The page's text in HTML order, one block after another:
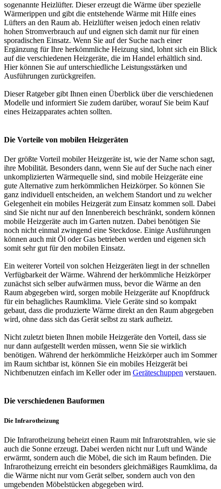
sogenannte Heizlüfter. Dieser erzeugt die Wärme über spezielle
Wärmerippen und gibt die entstehende Wärme mit Hilfe eines
Lüfters an den Raum ab. Heizlüfter weisen jedoch einen relativ
hohen Stromverbrauch auf und eignen sich damit nur für einen
sporadischen Einsatz. Wenn Sie auf der Suche nach einer
Ergänzung für Ihre herkömmliche Heizung sind, lohnt sich ein Blick
auf die verschiedenen Heizgeräte, die im Handel erhältlich sind.
Hier können Sie auf unterschiedliche Leistungsstärken und
Ausführungen zurückgreifen.
Dieser Ratgeber gibt Ihnen einen Überblick über die verschiedenen
Modelle und informiert Sie zudem darüber, worauf Sie beim Kauf
eines Heizapparates achten sollten.
Die Vorteile von mobilen Heizgeräten
Der größte Vorteil mobiler Heizgeräte ist, wie der Name schon sagt,
ihre Mobilität. Besonders dann, wenn Sie auf der Suche nach einer
unkomplizierten Wärmequelle sind, sind mobile Heizgeräte eine
gute Alternative zum herkömmlichen Heizkörper. So können Sie
ganz individuell entscheiden, an welchem Standort und zu welcher
Gelegenheit ein mobiles Heizgerät zum Einsatz kommen soll. Dabei
sind Sie nicht nur auf den Innenbereich beschränkt, sondern können
mobile Heizgeräte auch im Garten nutzen. Dabei benötigen Sie
noch nicht einmal zwingend eine Steckdose. Einige Ausführungen
können auch mit Öl oder Gas betrieben werden und eigenen sich
somit sehr gut für den mobilen Einsatz.
Ein weiterer Vorteil von solchen Heizgeräten liegt in der schnellen
Verfügbarkeit der Wärme. Während der herkömmliche Heizkörper
zunächst sich selber aufwärmen muss, bevor die Wärme an den
Raum abgegeben wird, sorgen mobile Heizgeräte auf Knopfdruck
für ein behagliches Raumklima. Viele Geräte sind so kompakt
gebaut, dass die produzierte Wärme direkt an den Raum abgegeben
wird, ohne dass sich das Gerät selbst zu stark aufheizt.
Nicht zuletzt bieten Ihnen mobile Heizgeräte den Vorteil, dass sie
nur dann aufgestellt werden müssen, wenn Sie sie wirklich
benötigen. Während der herkömmliche Heizkörper auch im Sommer
im Raum sichtbar ist, können Sie ein mobiles Heizgerät bei
Nichtbenutzen einfach im Keller oder im Geräteschuppen verstauen.
Die verschiedenen Bauformen
Die Infrarotheizung
Die Infrarotheizung beheizt einen Raum mit Infrarotstrahlen, wie sie
auch die Sonne erzeugt. Dabei werden nicht nur Luft und Wände
erwärmt, sondern auch die Möbel, die sich im Raum befinden. Die
Infrarotheizung erreicht ein besonders gleichmäßiges Raumklima, da
die Wärme nicht nur vom Gerät selber, sondern auch von den
umgebenden Möbelstücken abgegeben wird.